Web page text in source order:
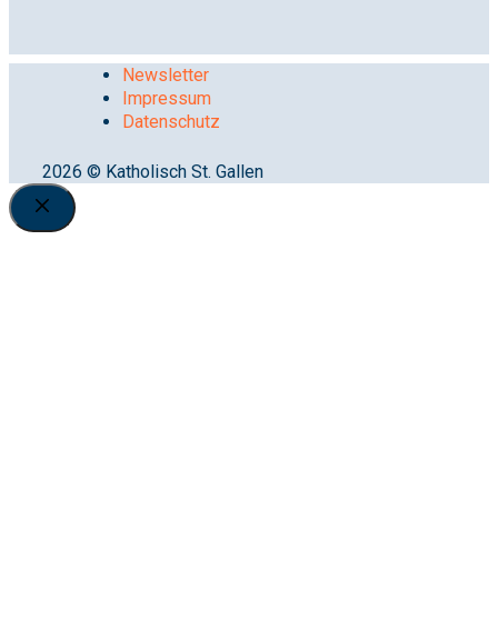
Newsletter
Impressum
Datenschutz
2026 © Katholisch St. Gallen
Close